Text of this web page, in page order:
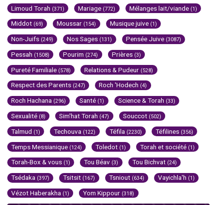
Limoud Torah (371) Mariage (772) Mélanges lait/viande (1)
Middot (69) Moussar (154) Musique juive (1)
Non-Juifs (249) Nos Sages (131) Pensée Juive (3087)
Pessah (1508) Pourim (274) Prières (3)
Pureté Familiale (578) Relations & Pudeur (528)
Respect des Parents (247) Roch 'Hodech (4)
Roch Hachana (296) Santé (1) Science & Torah (33)
Sexualité (8) Sim'hat Torah (47) Souccot (502)
Talmud (1) Techouva (122) Téfila (2230) Téfilines (356)
Temps Messianique (124) Toledot (1) Torah et société (1)
Torah-Box & vous (1) Tou Béav (3) Tou Bichvat (24)
Tsédaka (397) Tsitsit (167) Tsniout (634) Vayichla'h (1)
Vézot Haberakha (1) Yom Kippour (318)